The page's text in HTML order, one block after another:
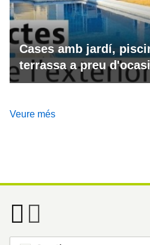
Cases amb jardí,
terrassa a preu
Veure més